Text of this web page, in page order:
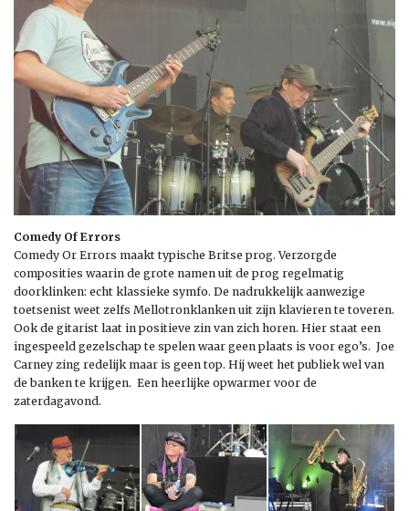
Comedy Of Errors
Comedy Or Errors maakt typische Britse prog. Verzorgde
composities waarin de grote namen uit de prog regelmatig
doorklinken: echt klassieke symfo. De nadrukkelijk aanwezige
toetsenist weet zelfs Mellotronklanken uit zijn klavieren te toveren.
Ook de gitarist laat in positieve zin van zich horen. Hier staat een
ingespeeld gezelschap te spelen waar geen plaats is voor ego’s. Joe
Carney zing redelijk maar is geen top. Hij weet het publiek wel van
de banken te krijgen. Een heerlijke opwarmer voor de
zaterdagavond.